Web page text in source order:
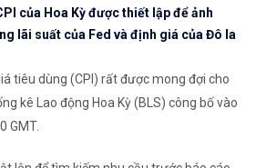
của Hoa Kỳ được thiết lập để ảnh
lãi suất của Fed và định giá của Đô la
tiêu dùng (CPI) rất được mong đợi cho
kê Lao động Hoa Kỳ (BLS) công bố vào
GMT.